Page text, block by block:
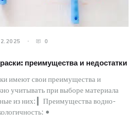
0
преимущества и недостатки
имеют свои преимущества и
учитывать при выборе материала
из них: ▎Преимущества водно-
•